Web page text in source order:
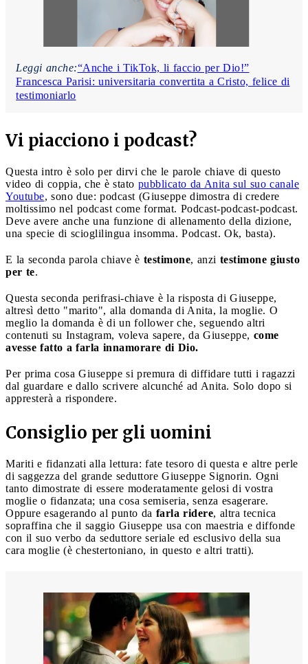
Leggi anche:“Anche i TikTok, li faccio per Dio!”
Francesca Parisi: universitaria convertita a Cristo, felice di
testimoniarlo
Vi piacciono i podcast?
Questa intro è solo per dirvi che le parole chiave di questo
video di coppia, che è stato pubblicato da Anita sul suo canale
Youtube, sono due: podcast (Giuseppe dimostra di credere
moltissimo nel podcast come format. Podcast-podcast-podcast.
Deve avere anche una funzione di allenamento della dizione,
una specie di scioglilingua insomma. Podcast. Ok, basta).
E la seconda parola chiave è testimone, anzi testimone giusto
per te.
Questa seconda perifrasi-chiave è la risposta di Giuseppe,
altresì detto "marito", alla domanda di Anita, la moglie. O
meglio la domanda è di un follower che, seguendo altri
contenuti su Instagram, voleva sapere, da Giuseppe, come
avesse fatto a farla innamorare di Dio.
Per prima cosa Giuseppe si premura di diffidare tutti i ragazzi
dal guardare e dallo scrivere alcunché ad Anita. Solo dopo si
appresterà a rispondere.
Consiglio per gli uomini
Mariti e fidanzati alla lettura: fate tesoro di questa e altre perle
di saggezza del grande seduttore Giuseppe Signorin. Ogni
tanto dimostrate di essere moderatamente gelosi di vostra
moglie o fidanzata; una cosa semiseria, senza esagerare.
Oppure esagerando al punto da farla ridere, altra tecnica
sopraffina che il saggio Giuseppe usa con maestria e diffonde
con il suo verbo da seduttore seriale ed esclusivo della sua
cara moglie (è chestertoniano, in questo e altri tratti).